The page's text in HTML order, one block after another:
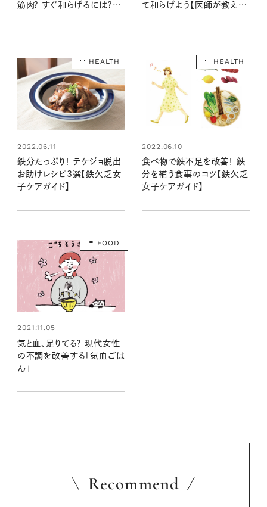
筋肉？ すぐ和らげるには？
え方】
て和らげよう【医師が教える
HEALTH
2022.06.11
鉄分たっぷり！ テケジョ脱出
お助けレシピ3選【鉄欠乏女
子ケアガイド】
HEALTH
2022.06.10
食べ物で鉄不足を改善！ 鉄
分を補う食事のコツ【鉄欠乏
女子ケアガイド】
FOOD
2021.11.05
気と血、足りてる？ 現代女性
の不調を改善する「気血ごは
ん」
Recommend